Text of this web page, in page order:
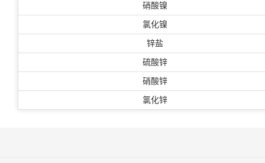
硝酸镍
氯化镍
锌盐
硫酸锌
硝酸锌
氯化锌